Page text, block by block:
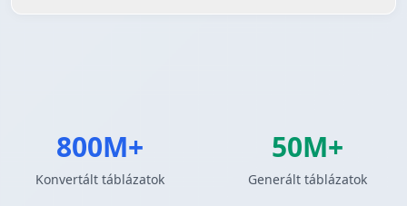
800M+
Konvertált táblázatok
50M+
Generált táblázatok